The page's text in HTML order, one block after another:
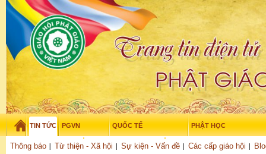
TIN TỨC
Thông báo Từ thiện - Xã hội Sự kiện - Vấn đề Các cấp giáo hội
PGVN QUỐC TẾ PHẬT HỌC
THỜI ĐẠI TUỔI TRẺ NGHIÊN CỨU
Thứ sáu - 7/08/2026 – 06: 36:50